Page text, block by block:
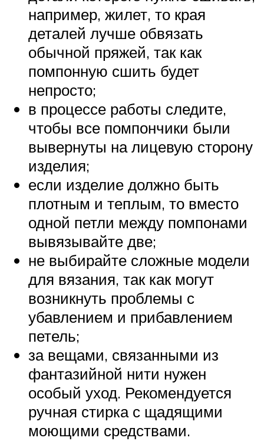
например, жилет, то края
деталей лучше обвязать
обычной пряжей, так как
помпонную сшить будет
непросто;
в процессе работы следите,
чтобы все помпончики были
вывернуты на лицевую сторону
изделия;
если изделие должно быть
плотным и теплым, то вместо
одной петли между помпонами
вывязывайте две;
не выбирайте сложные модели
для вязания, так как могут
возникнуть проблемы с
убавлением и прибавлением
петель;
за вещами, связанными из
фантазийной нити нужен
особый уход. Рекомендуется
ручная стирка с щадящими
моющими средствами.